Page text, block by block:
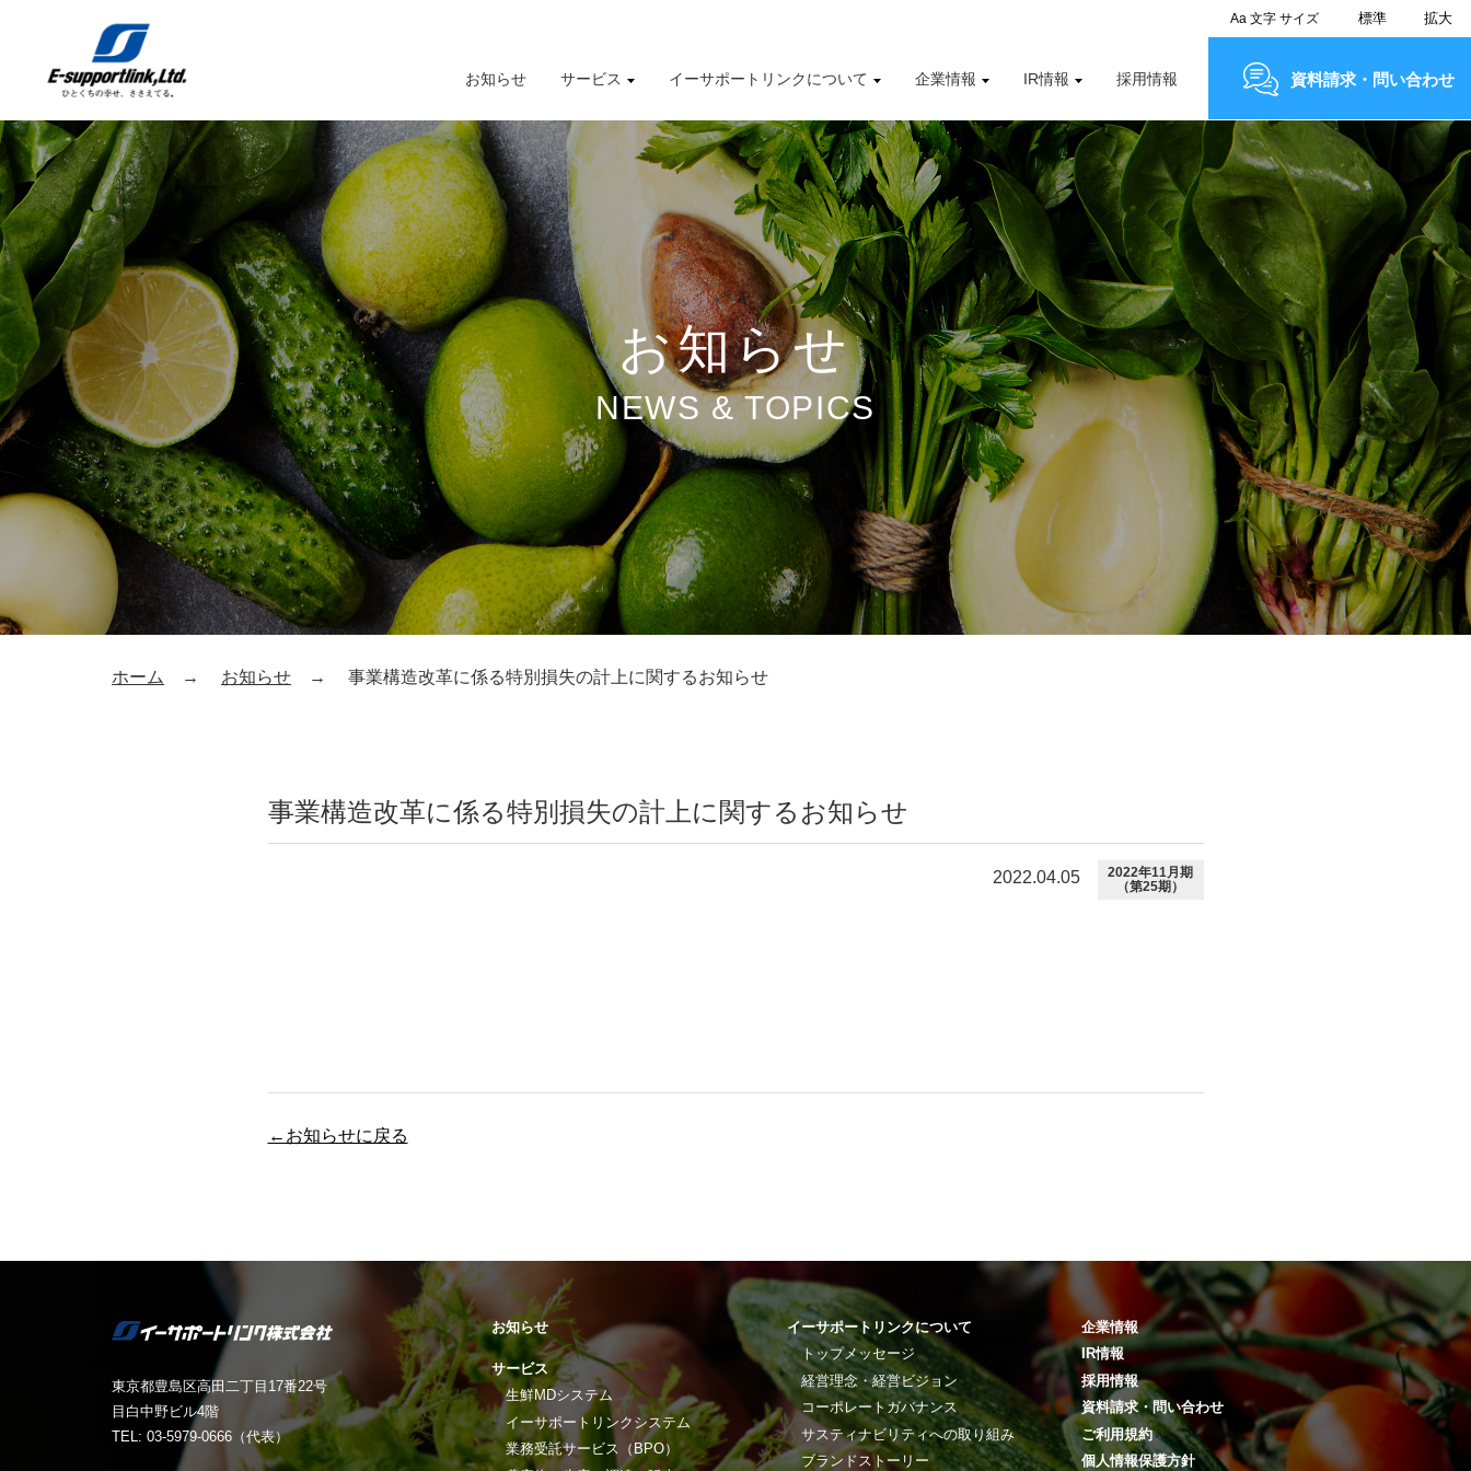
お知らせ サービス
サービスTOP
生鮮MDシステム
イーサポートリンクシステム
業務受託サービス（BPO）
農産物の生産・調達・販売
Marché+（マルシェプラス）
es-Marché（エスマルシェ）
イーサポートリンクについて
イーサポートリンクについてTOP
トップメッセージ
経営理念・経営ビジョン
コーポレートガバナンス
サスティナビリティへの取り組み
ブランドストーリー
企業情報
企業情報TOP
企業概要
事業所案内
関係会社
これまでの歩み
IR情報
IR情報TOP
IRニュース
IRカレンダー
IRライブラリー
株式情報
有価証券報告書
財務業績ハイライト
採用情報
Aa文字サイズ 標準 拡大
資料請求・問い合わせ
お知らせ
NEWS & TOPICS
ホーム お知らせ 事業構造改革に係る特別損失の計上に関するお知らせ
事業構造改革に係る特別損失の計上に関するお知らせ
2022.04.05
2022年11月期
（第25期）
←お知らせに戻る
東京都豊島区高田二丁目17番22号
目白中野ビル4階
TEL: 03-5979-0666（代表）
お知らせ
サービス
生鮮MDシステム
イーサポートリンクシステム
業務受託サービス（BPO）
イーサポートリンクについて
トップメッセージ
経営理念・経営ビジョン
コーポレートガバナンス
サスティナビリティへの取り組み
ブランドストーリー
企業情報
IR情報
採用情報
資料請求・問い合わせ
ご利用規約
個人情報保護方針